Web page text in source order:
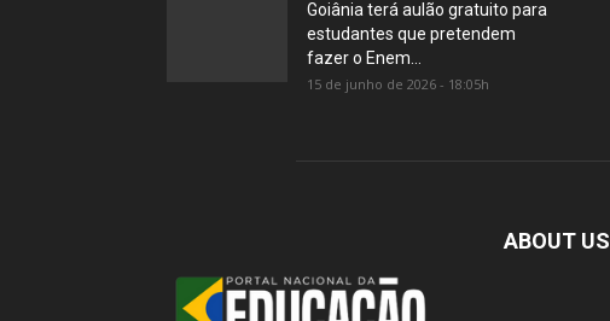
Goiânia terá aulão gratuito para
estudantes que pretendem
fazer o Enem...
15 de junho de 2026 - 18:05h
ABOUT US